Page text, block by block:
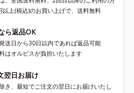
以上(税込)のお買い上げで、送料無料
ら返品OK
送日から30日以内であれば返品可能
はオルビスが負担いたします
翌日お届け
き、最短でご注文の翌日にお届けいたし